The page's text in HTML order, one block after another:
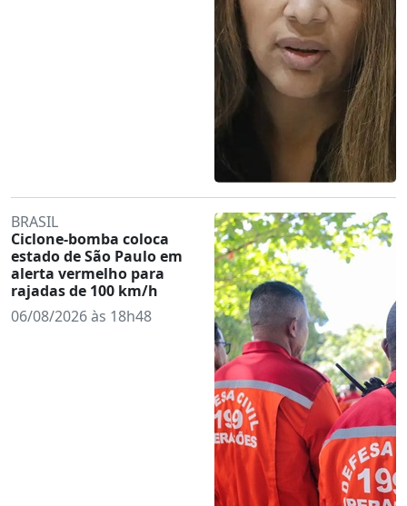
BRASIL
Ciclone-bomba coloca
estado de São Paulo em
alerta vermelho para
rajadas de 100 km/h
06/08/2026 às 18h48